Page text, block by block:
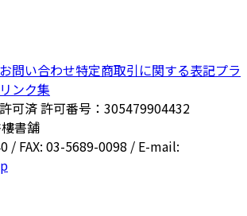
お問い合わせ特定商取引に関する表記プラ
リンク集
可済 許可番号：305479904432
書舗
/ FAX: 03-5689-0098 / E-mail: